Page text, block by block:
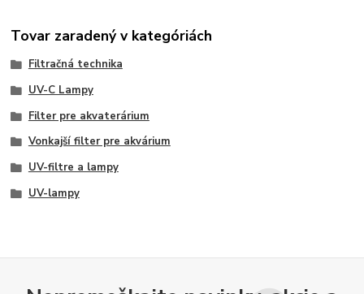
Tovar zaradený v kategóriách
Filtračná technika
UV-C Lampy
Filter pre akvaterárium
Vonkajší filter pre akvárium
UV-filtre a lampy
UV-lampy